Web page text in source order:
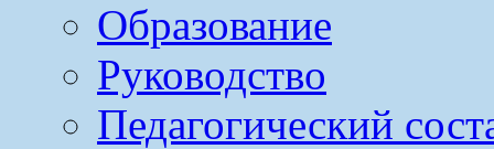
Образование
Руководство
Педагогический